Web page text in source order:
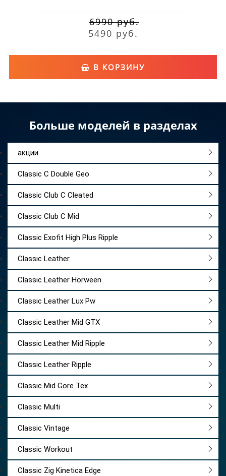
6990 руб.
5490 руб.
В КОРЗИНУ
Больше моделей в разделах
акции
Classic C Double Geo
Classic Club C Cleated
Classic Club C Mid
Classic Exofit High Plus Ripple
Classic Leather
Classic Leather Horween
Classic Leather Lux Pw
Classic Leather Mid GTX
Classic Leather Mid Ripple
Classic Leather Ripple
Classic Mid Gore Tex
Classic Multi
Classic Vintage
Classic Workout
Classic Zig Kinetica Edge